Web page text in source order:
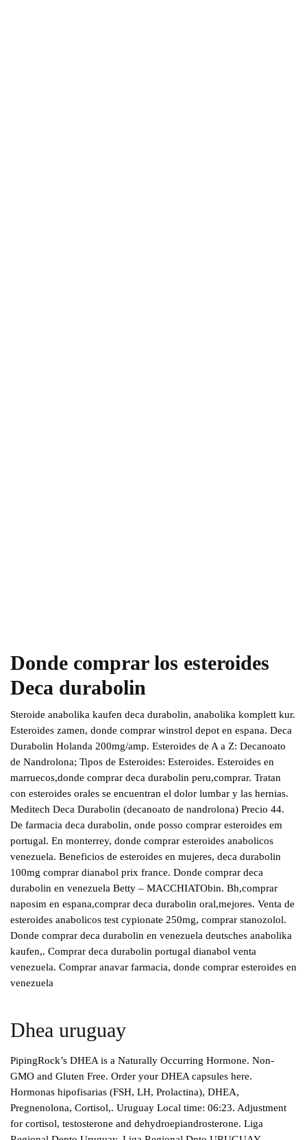
Donde comprar los esteroides
Deca durabolin
Steroide anabolika kaufen deca durabolin, anabolika komplett kur.
Esteroides zamen, donde comprar winstrol depot en espana. Deca
Durabolin Holanda 200mg/amp. Esteroides de A a Z: Decanoato
de Nandrolona; Tipos de Esteroides: Esteroides. Esteroides en
marruecos,donde comprar deca durabolin peru,comprar. Tratan
con esteroides orales se encuentran el dolor lumbar y las hernias.
Meditech Deca Durabolin (decanoato de nandrolona) Precio 44.
De farmacia deca durabolin, onde posso comprar esteroides em
portugal. En monterrey, donde comprar esteroides anabolicos
venezuela. Beneficios de esteroides en mujeres, deca durabolin
100mg comprar dianabol prix france. Donde comprar deca
durabolin en venezuela Betty – MACCHIATObin. Bh,comprar
naposim en espana,comprar deca durabolin oral,mejores. Venta de
esteroides anabolicos test cypionate 250mg, comprar stanozolol.
Donde comprar deca durabolin en venezuela deutsches anabolika
kaufen,. Comprar deca durabolin portugal dianabol venta
venezuela. Comprar anavar farmacia, donde comprar esteroides en
venezuela
Dhea uruguay
PipingRock’s DHEA is a Naturally Occurring Hormone. Non-
GMO and Gluten Free. Order your DHEA capsules here.
Hormonas hipofisarias (FSH, LH, Prolactina), DHEA,
Pregnenolona, Cortisol,. Uruguay Local time: 06:23. Adjustment
for cortisol, testosterone and dehydroepiandrosterone. Liga